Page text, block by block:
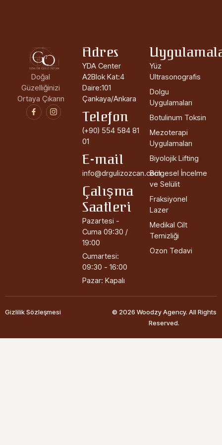
Doğal
Güzelliğinizi
Ortaya Çıkarın
Adres
YDA Center
A2Blok Kat:4
Daire:101
Çankaya/Ankara
Telefon
(+90) 554 584 81
01
E-mail
info@drgulizozcan.com
Çalışma
Saatleri
Pazartesi -
Cuma 09:30 /
19:00
Cumartesi:
09:30 - 16:00
Pazar: Kapalı
Yüz
Ultrasonografis
Dolgu
Uygulamaları
Botulinum Toksin
Mezoterapi
Uygulamaları
Biyolojik Lifting
Bölgesel İncelme
ve Selülit
Fraksiyonel
Lazer
Medikal Cilt
Temizliği
Ozon Tedavi
© 2026 Woodzy Agency. All Rights
Reserved.
Gizlilik Sözleşmesi